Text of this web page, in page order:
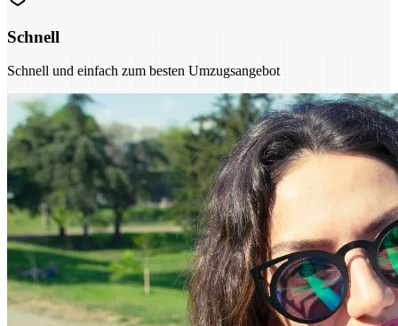
Schnell
Schnell und einfach zum besten Umzugsangebot